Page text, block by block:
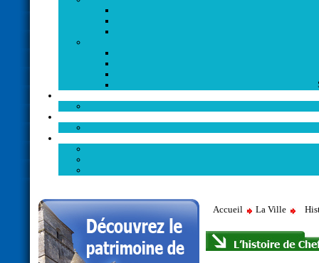
Accueil La Ville